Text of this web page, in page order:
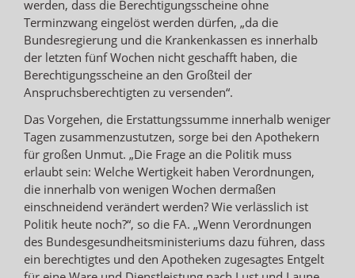
werden, dass die Berechtigungsscheine ohne
Terminzwang eingelöst werden dürfen, „da die
Bundesregierung und die Krankenkassen es innerhalb
der letzten fünf Wochen nicht geschafft haben, die
Berechtigungsscheine an den Großteil der
Anspruchsberechtigten zu versenden“.
Das Vorgehen, die Erstattungssumme innerhalb weniger
Tagen zusammenzustutzen, sorge bei den Apothekern
für großen Unmut. „Die Frage an die Politik muss
erlaubt sein: Welche Wertigkeit haben Verordnungen,
die innerhalb von wenigen Wochen dermaßen
einschneidend verändert werden? Wie verlässlich ist
Politik heute noch?“, so die FA. „Wenn Verordnungen
des Bundesgesundheitsministeriums dazu führen, dass
ein berechtigtes und den Apotheken zugesagtes Entgelt